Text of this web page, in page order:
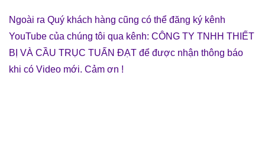
Ngoài ra Quý khách hàng cũng có thể đăng ký kênh
YouTube của chúng tôi qua kênh: CÔNG TY TNHH THIẾT
BỊ VÀ CẦU TRỤC TUẤN ĐẠT để được nhận thông báo
khi có Video mới. Cảm ơn !